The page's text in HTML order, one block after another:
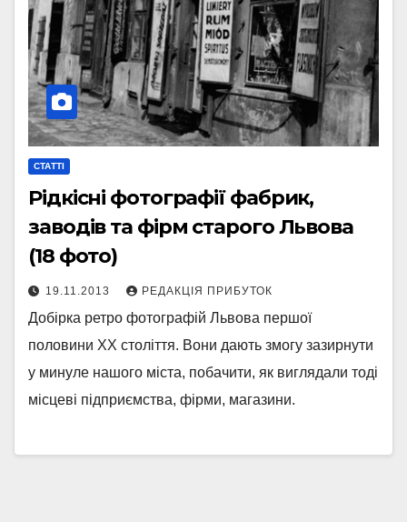
СТАТТІ
Рідкісні фотографії фабрик,
заводів та фірм старого Львова
(18 фото)
19.11.2013 РЕДАКЦІЯ ПРИБУТОК
Добірка ретро фотографій Львова першої
половини ХХ століття. Вони дають змогу зазирнути
у минуле нашого міста, побачити, як виглядали тоді
місцеві підприємства, фірми, магазини.